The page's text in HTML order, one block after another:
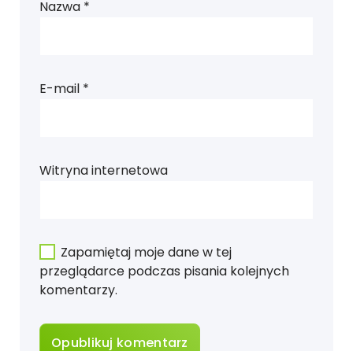
Nazwa *
E-mail *
Witryna internetowa
Zapamiętaj moje dane w tej
przeglądarce podczas pisania kolejnych
komentarzy.